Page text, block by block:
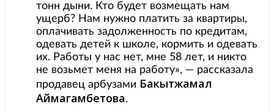
тонн дыни. Кто будет возмещать нам
ущерб? Нам нужно платить за квартиры,
оплачивать задолженность по кредитам,
одевать детей к школе, кормить и одевать
их. Работы у нас нет, мне 58 лет, и никто
не возьмет меня на работу», — рассказала
продавец арбузами Бакытжамал
Аймагамбетова.